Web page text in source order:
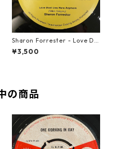
Sharon Forrester - Love Do
n't Live Here Anymore【12-
50068】
¥3,500
の商品